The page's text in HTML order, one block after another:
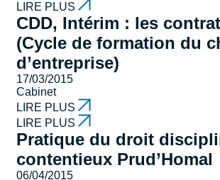
LIRE PLUS
CDD, Intérim : les
(Cycle de formation du
d’entreprise)
17/03/2015
Cabinet
LIRE PLUS
LIRE PLUS
Pratique du droit
contentieux Prud’Homal
06/04/2015